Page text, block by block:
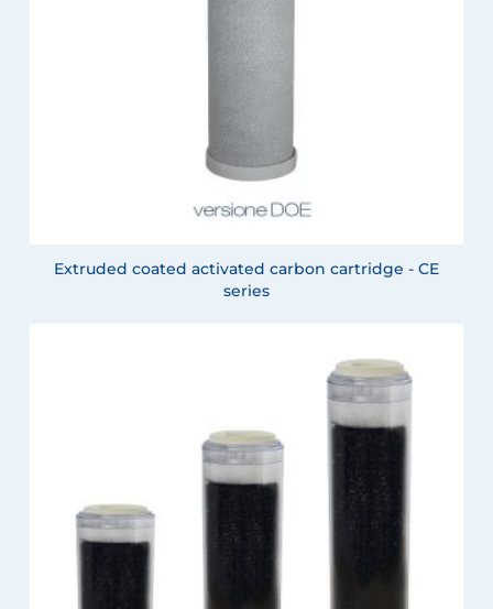
Extruded coated activated carbon cartridge - CE
series